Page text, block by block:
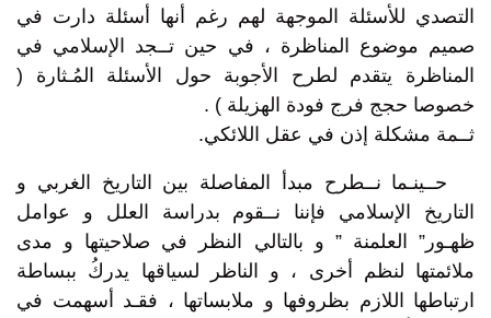
التصدي للأسئلة الموجهة لهم رغم أنها أسئلة دارت في
صميم موضوع المناظرة ، في حين تــجد الإسلامي في
المناظرة يتقدم لطرح الأجوبة حول الأسئلة المُـثارة (
خصوصا حجج فرج فودة الهزيلة ) .
ثــمة مشكلة إذن في عقل اللائكي.
حــينـما نــطرح مبدأ المفاصلة بين التاريخ الغربي و
التاريخ الإسلامي فإننا نــقوم بدراسة العلل و عوامل
ظهـور” العلمنة ” و بالتالي النظر في صلاحيتها و مدى
ملائمتها لنظم أخرى ، و الناظر لسياقها يدركُ ببساطة
ارتباطها اللازم بظروفها و ملابساتها ، فقـد أسهمت في